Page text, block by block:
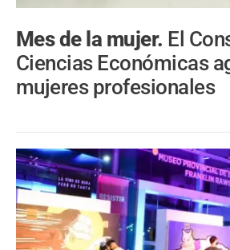
Mes de la mujer. El
Ciencias Económicas
mujeres profesionales